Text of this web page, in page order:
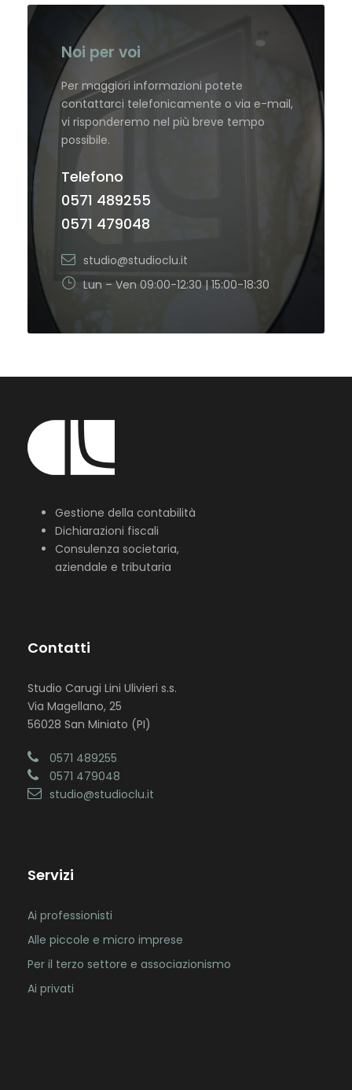
Noi per voi
Per maggiori informazioni potete
contattarci telefonicamente o via e-mail,
vi risponderemo nel più breve tempo
possibile.
Telefono
0571 489255
0571 479048
studio@studioclu.it
Lun – Ven 09:00-12:30 | 15:00-18:30
Gestione della contabilità
Dichiarazioni fiscali
Consulenza societaria,
aziendale e tributaria
Contatti
Studio Carugi Lini Ulivieri s.s.
Via Magellano, 25
56028 San Miniato (PI)
0571 489255
0571 479048
studio@studioclu.it
Servizi
Ai professionisti
Alle piccole e micro imprese
Per il terzo settore e associazionismo
Ai privati